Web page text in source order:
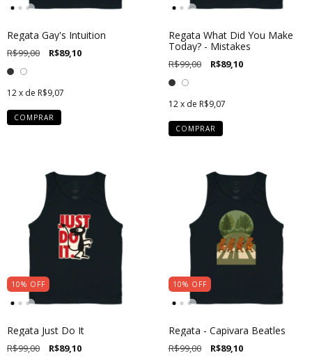
Regata Gay's Intuition
R$99,00 R$89,10
12x de R$9,07
COMPRAR
Regata What Did You Make
Today? - Mistakes
R$99,00 R$89,10
12 x de R$9,07
COMPRAR
10% OFF
Regata Just Do It
R$99,00 R$89,10
10% OFF
Regata - Capivara Beatles
R$99,00 R$89,10